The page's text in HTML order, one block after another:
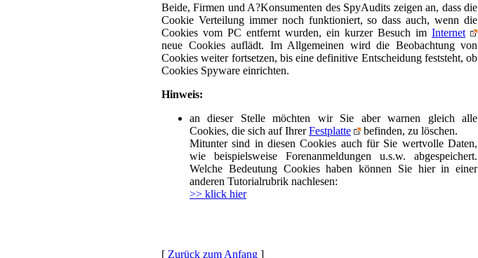
Beide, Firmen und A?Konsumenten des SpyAudits zeigen an, dass die
Cookie Verteilung immer noch funktioniert, so dass auch, wenn die
Cookies vom PC entfernt wurden, ein kurzer Besuch im Internet
neue Cookies auflädt. Im Allgemeinen wird die Beobachtung von
Cookies weiter fortsetzen, bis eine definitive Entscheidung feststeht, ob
Cookies Spyware einrichten.
Hinweis:
an dieser Stelle möchten wir Sie aber warnen gleich alle
Cookies, die sich auf IhrerFestplatte
befinden, zu löschen.
Mitunter sind in diesen Cookies auch für Sie wertvolle Daten,
wie beispielsweise Forenanmeldungen u.s.w. abgespeichert.
Welche Bedeutung Cookies haben können Sie hier in einer
anderen Tutorialrubrik nachlesen:
>> klick hier
[ Zurück zum Anfang ]